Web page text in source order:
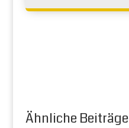
Ähnliche Beiträge